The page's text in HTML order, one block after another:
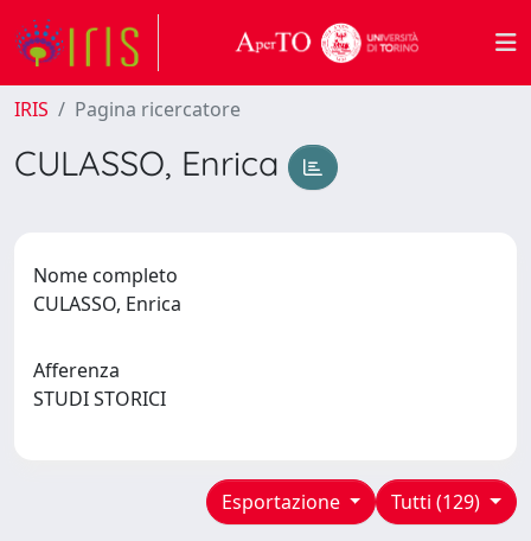
IRIS Pagina ricercatore
CULASSO, Enrica
Nome completo
CULASSO, Enrica
Afferenza
STUDI STORICI
Tutti (129)
Esportazione